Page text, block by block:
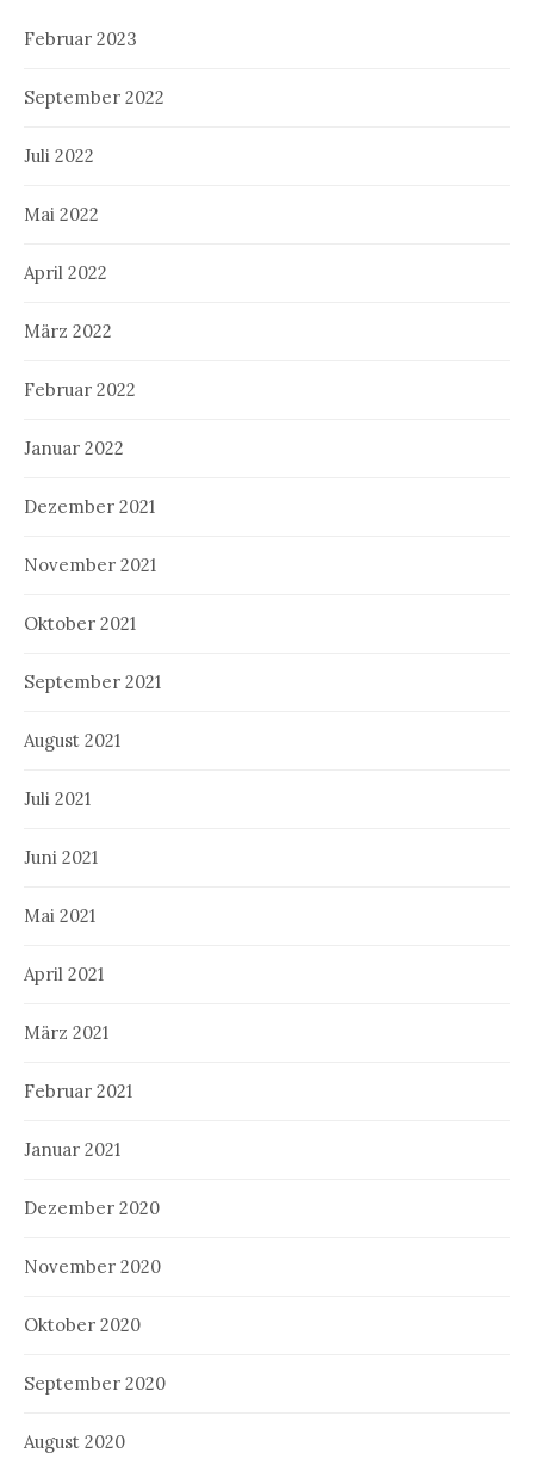
Februar 2023
September 2022
Juli 2022
Mai 2022
April 2022
März 2022
Februar 2022
Januar 2022
Dezember 2021
November 2021
Oktober 2021
September 2021
August 2021
Juli 2021
Juni 2021
Mai 2021
April 2021
März 2021
Februar 2021
Januar 2021
Dezember 2020
November 2020
Oktober 2020
September 2020
August 2020